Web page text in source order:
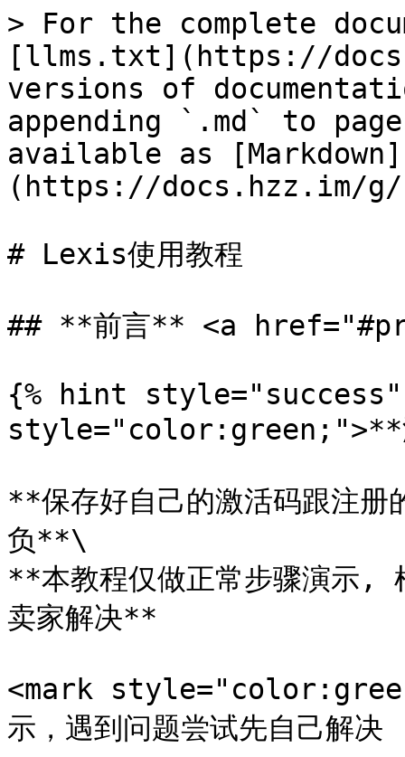
> For the complete
[llms.txt](https://
versions of
appending `.md` to
available as [Markdown]
(https://docs.hzz.im/
# Lexis使用教程
## **前言** <a
{% hint style="success"
style="color:green;">**
**保存好自己的激活码跟注
负**\
**本教程仅做正常步骤演示,
卖家解决**
<mark
示，遇到问题尝试先自己